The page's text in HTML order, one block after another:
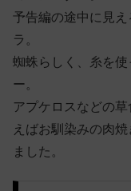
予告編の途中に見
ラ。
蜘蛛らしく、糸を
ー。
アプケロスなどの
えばお馴染みの肉
ました。